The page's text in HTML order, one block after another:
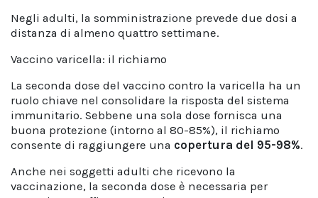
Negli adulti, la somministrazione prevede due dosi a
distanza di almeno quattro settimane.
Vaccino varicella: il richiamo
La seconda dose del vaccino contro la varicella ha un
ruolo chiave nel consolidare la risposta del sistema
immunitario. Sebbene una sola dose fornisca una
buona protezione (intorno al 80-85%), il richiamo
consente di raggiungere una copertura del 95-98%.
Anche nei soggetti adulti che ricevono la
vaccinazione, la seconda dose è necessaria per